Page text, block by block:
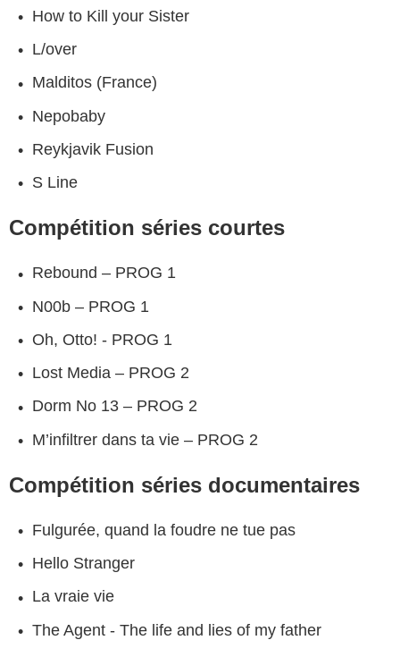
How to Kill your Sister
L/over
Malditos (France)
Nepobaby
Reykjavik Fusion
S Line
Compétition séries courtes
Rebound – PROG 1
N00b – PROG 1
Oh, Otto! - PROG 1
Lost Media – PROG 2
Dorm No 13 – PROG 2
M’infiltrer dans ta vie – PROG 2
Compétition séries documentaires
Fulgurée, quand la foudre ne tue pas
Hello Stranger
La vraie vie
The Agent - The life and lies of my father